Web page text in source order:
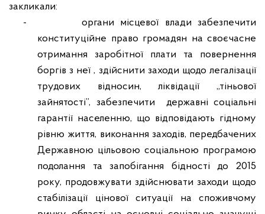
закликали:
-
органи місцевої влади забезпечити
конституційне право громадян на своєчасне
отримання заробітної плати та повернення
боргів з неї , здійснити заходи щодо легалізації
трудових відносин, ліквідації „тіньової
зайнятості”, забезпечити
державні соціальні
гарантії населенню, що відповідають гідному
рівню життя, виконання заходів, передбачених
Державною цільовою соціальною програмою
подолання та запобігання бідності до 2015
року, продовжувати здійснювати заходи щодо
стабілізації цінової ситуації на споживчому